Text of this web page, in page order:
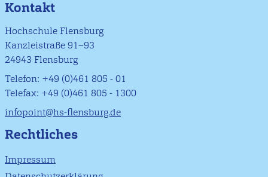
Kontakt
Hochschule Flensburg
Kanzleistraße 91–93
24943 Flensburg
Telefon: +49 (0)461 805 - 01
Telefax: +49 (0)461 805 - 1300
infopoint@hs-flensburg.de
Rechtliches
Impressum